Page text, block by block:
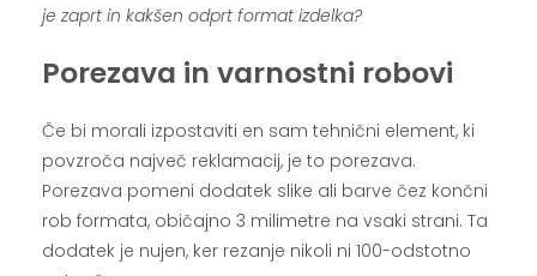
je zaprt in kakšen odprt format izdelka?
Porezava in varnostni robovi
Če bi morali izpostaviti en sam tehnični element, ki
povzroča največ reklamacij, je to porezava.
Porezava pomeni dodatek slike ali barve čez končni
rob formata, običajno 3 milimetre na vsaki strani. Ta
dodatek je nujen, ker rezanje nikoli ni 100-odstotno